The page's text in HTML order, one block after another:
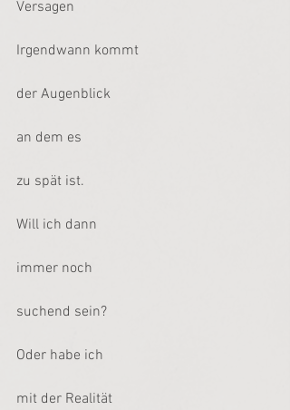
Versagen
Irgendwann kommt
der Augenblick
an dem es
zu spät ist.
Will ich dann
immer noch
suchend sein?
Oder habe ich
mit der Realität